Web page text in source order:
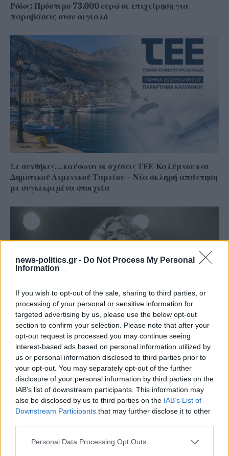
news-politics.gr - Do Not Process My Personal
Information
If you wish to opt-out of the sale, sharing to third parties, or
processing of your personal or sensitive information for
targeted advertising by us, please use the below opt-out
section to confirm your selection. Please note that after your
opt-out request is processed you may continue seeing
interest-based ads based on personal information utilized by
us or personal information disclosed to third parties prior to
your opt-out. You may separately opt-out of the further
disclosure of your personal information by third parties on the
IAB’s list of downstream participants. This information may
also be disclosed by us to third parties on the IAB’s List of
Downstream Participants that may further disclose it to other
Personal Data Processing Opt Outs
Ρόδος: Πρόστιμο 73.000 ευρώ σε επιχείρηση για
παραβάσεις στον αιγιαλό
Σε συνθήκες… καύσωνα οι σχέσεις ΤΕΕ Καλύμνου και
Δημοτικού Λιμενικού Ταμείου – Νέα σκληρή απάντηση
με συγκεκριμένα στοιχεία
Το ατύχημα του Ρόμπερτ Πλαντ, των Led Zeppelin
στη Ρόδο όπου παραλίγο να χάσει τη γυναίκα του
(video)